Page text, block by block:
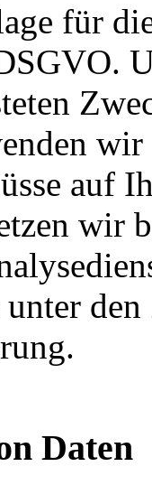
für
wir
auf
wir
unter
Daten